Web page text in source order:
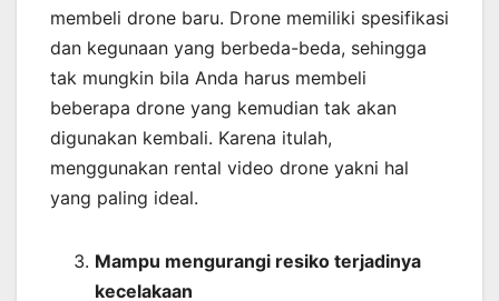
membeli drone baru. Drone memiliki spesifikasi
dan kegunaan yang berbeda-beda, sehingga
tak mungkin bila Anda harus membeli
beberapa drone yang kemudian tak akan
digunakan kembali. Karena itulah,
menggunakan rental video drone yakni hal
yang paling ideal.
Mampu mengurangi resiko terjadinya
kecelakaan